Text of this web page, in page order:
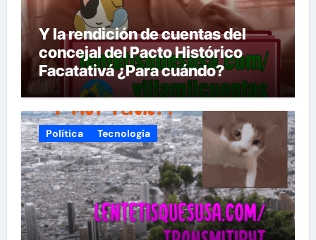
Y la rendición de cuentas del
concejal del Pacto Histórico
Facatativá ¿Para cuándo?
Política Tecnología